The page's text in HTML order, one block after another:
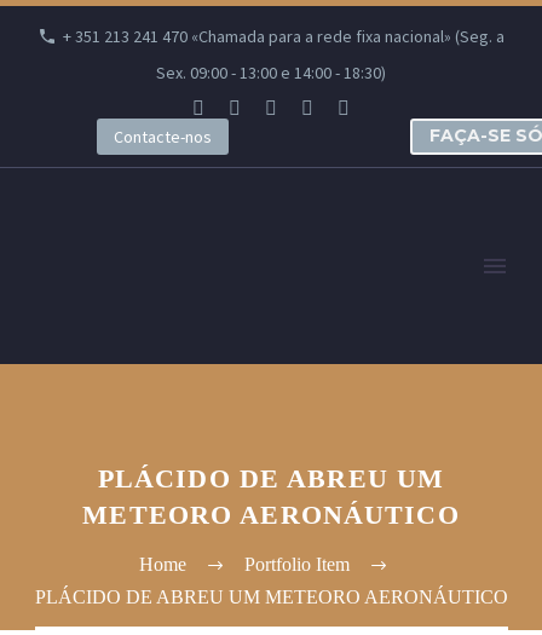
+ 351 213 241 470 «Chamada para a rede fixa nacional» (Seg. a
Sex. 09:00 - 13:00 e 14:00 - 18:30)
Contacte-nos FAÇA-SE
PLÁCIDO DE ABREU UM
METEORO AERONÁUTICO
Home
Portfolio Item
PLÁCIDO DE ABREU UM METEORO AERONÁUTICO